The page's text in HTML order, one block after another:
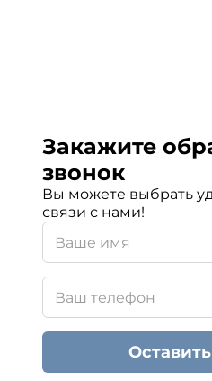
Закажите
звонок
Вы можете выбрать
связи с нами!